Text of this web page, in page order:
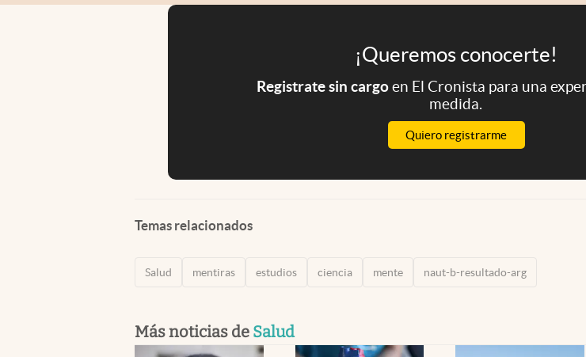
¡Queremos conocerte!
Registrate sin cargoen El Cronista para una
medida.
Quiero registrarme
Temas relacionados
Salud mentiras estudios ciencia mente naut-b-resultado-arg
Más noticias de Salud